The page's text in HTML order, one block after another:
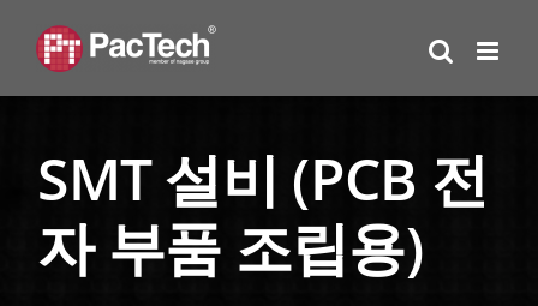
content
SMT 설비 (PCB 전
자 부품 조립용)